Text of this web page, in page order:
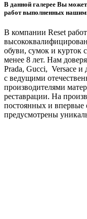
В данной галерее Вы
работ выполненных
В компании Reset
обуви, сумок и курток
менее 8 лет. Нам
Prada, Gucci, Versace и
с ведущими
производителями
реставрации. На
постоянных и впервые
предусмотрены